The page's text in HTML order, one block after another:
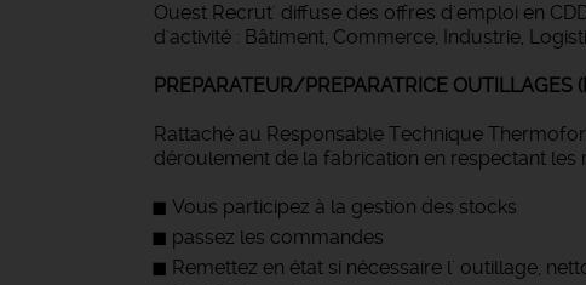
Ouest Recrut' diffuse des offres d'emploi en
d'activité : Bâtiment, Commerce, Industrie,
PREPARATEUR/PREPARATRICE OUTILLAGES
Rattaché au Responsable Technique
déroulement de la fabrication en respectant les
Vous participez à la gestion des stocks
passez les commandes
Remettez en état si nécessaire l' outillage,